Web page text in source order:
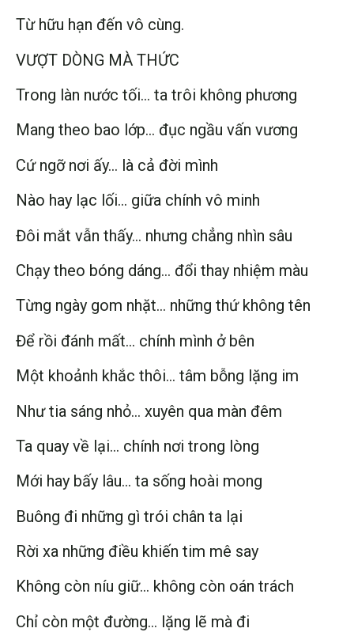
Từ hữu hạn đến vô cùng.
VƯỢT DÒNG MÀ THỨC
Trong làn nước tối… ta trôi không phương
Mang theo bao lớp… đục ngầu vấn vương
Cứ ngỡ nơi ấy… là cả đời mình
Nào hay lạc lối… giữa chính vô minh
Đôi mắt vẫn thấy… nhưng chẳng nhìn sâu
Chạy theo bóng dáng… đổi thay nhiệm màu
Từng ngày gom nhặt… những thứ không tên
Để rồi đánh mất… chính mình ở bên
Một khoảnh khắc thôi… tâm bỗng lặng im
Như tia sáng nhỏ… xuyên qua màn đêm
Ta quay về lại… chính nơi trong lòng
Mới hay bấy lâu… ta sống hoài mong
Buông đi những gì trói chân ta lại
Rời xa những điều khiến tim mê say
Không còn níu giữ… không còn oán trách
Chỉ còn một đường… lặng lẽ mà đi